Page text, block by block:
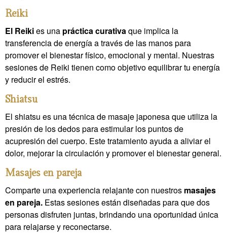
Reiki
El Reikies una práctica curativaque implica la
transferencia de energía a través de las manos para
promover el bienestar físico, emocional y mental. Nuestras
sesiones de Reiki tienen como objetivo equilibrar tu energía
y reducir el estrés.
Shiatsu
El shiatsu es una técnica de masaje japonesa que utiliza la
presión de los dedos para estimular los puntos de
acupresión del cuerpo. Este tratamiento ayuda a aliviar el
dolor, mejorar la circulación y promover el bienestar general.
Masajes en pareja
Comparte una experiencia relajante con nuestros masajes
en pareja. Estas sesiones están diseñadas para que dos
personas disfruten juntas, brindando una oportunidad única
para relajarse y reconectarse.